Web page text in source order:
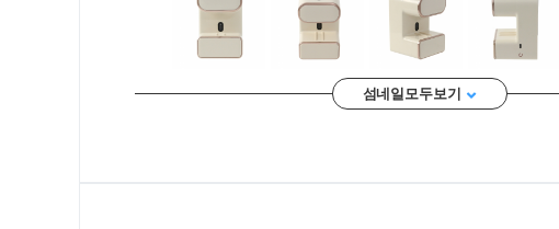
섬네일 모두 보기